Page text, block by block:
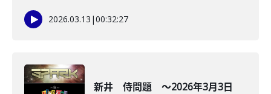
2026.03.13 |00:32:27
新井 侍問題 ～2026年3月3日